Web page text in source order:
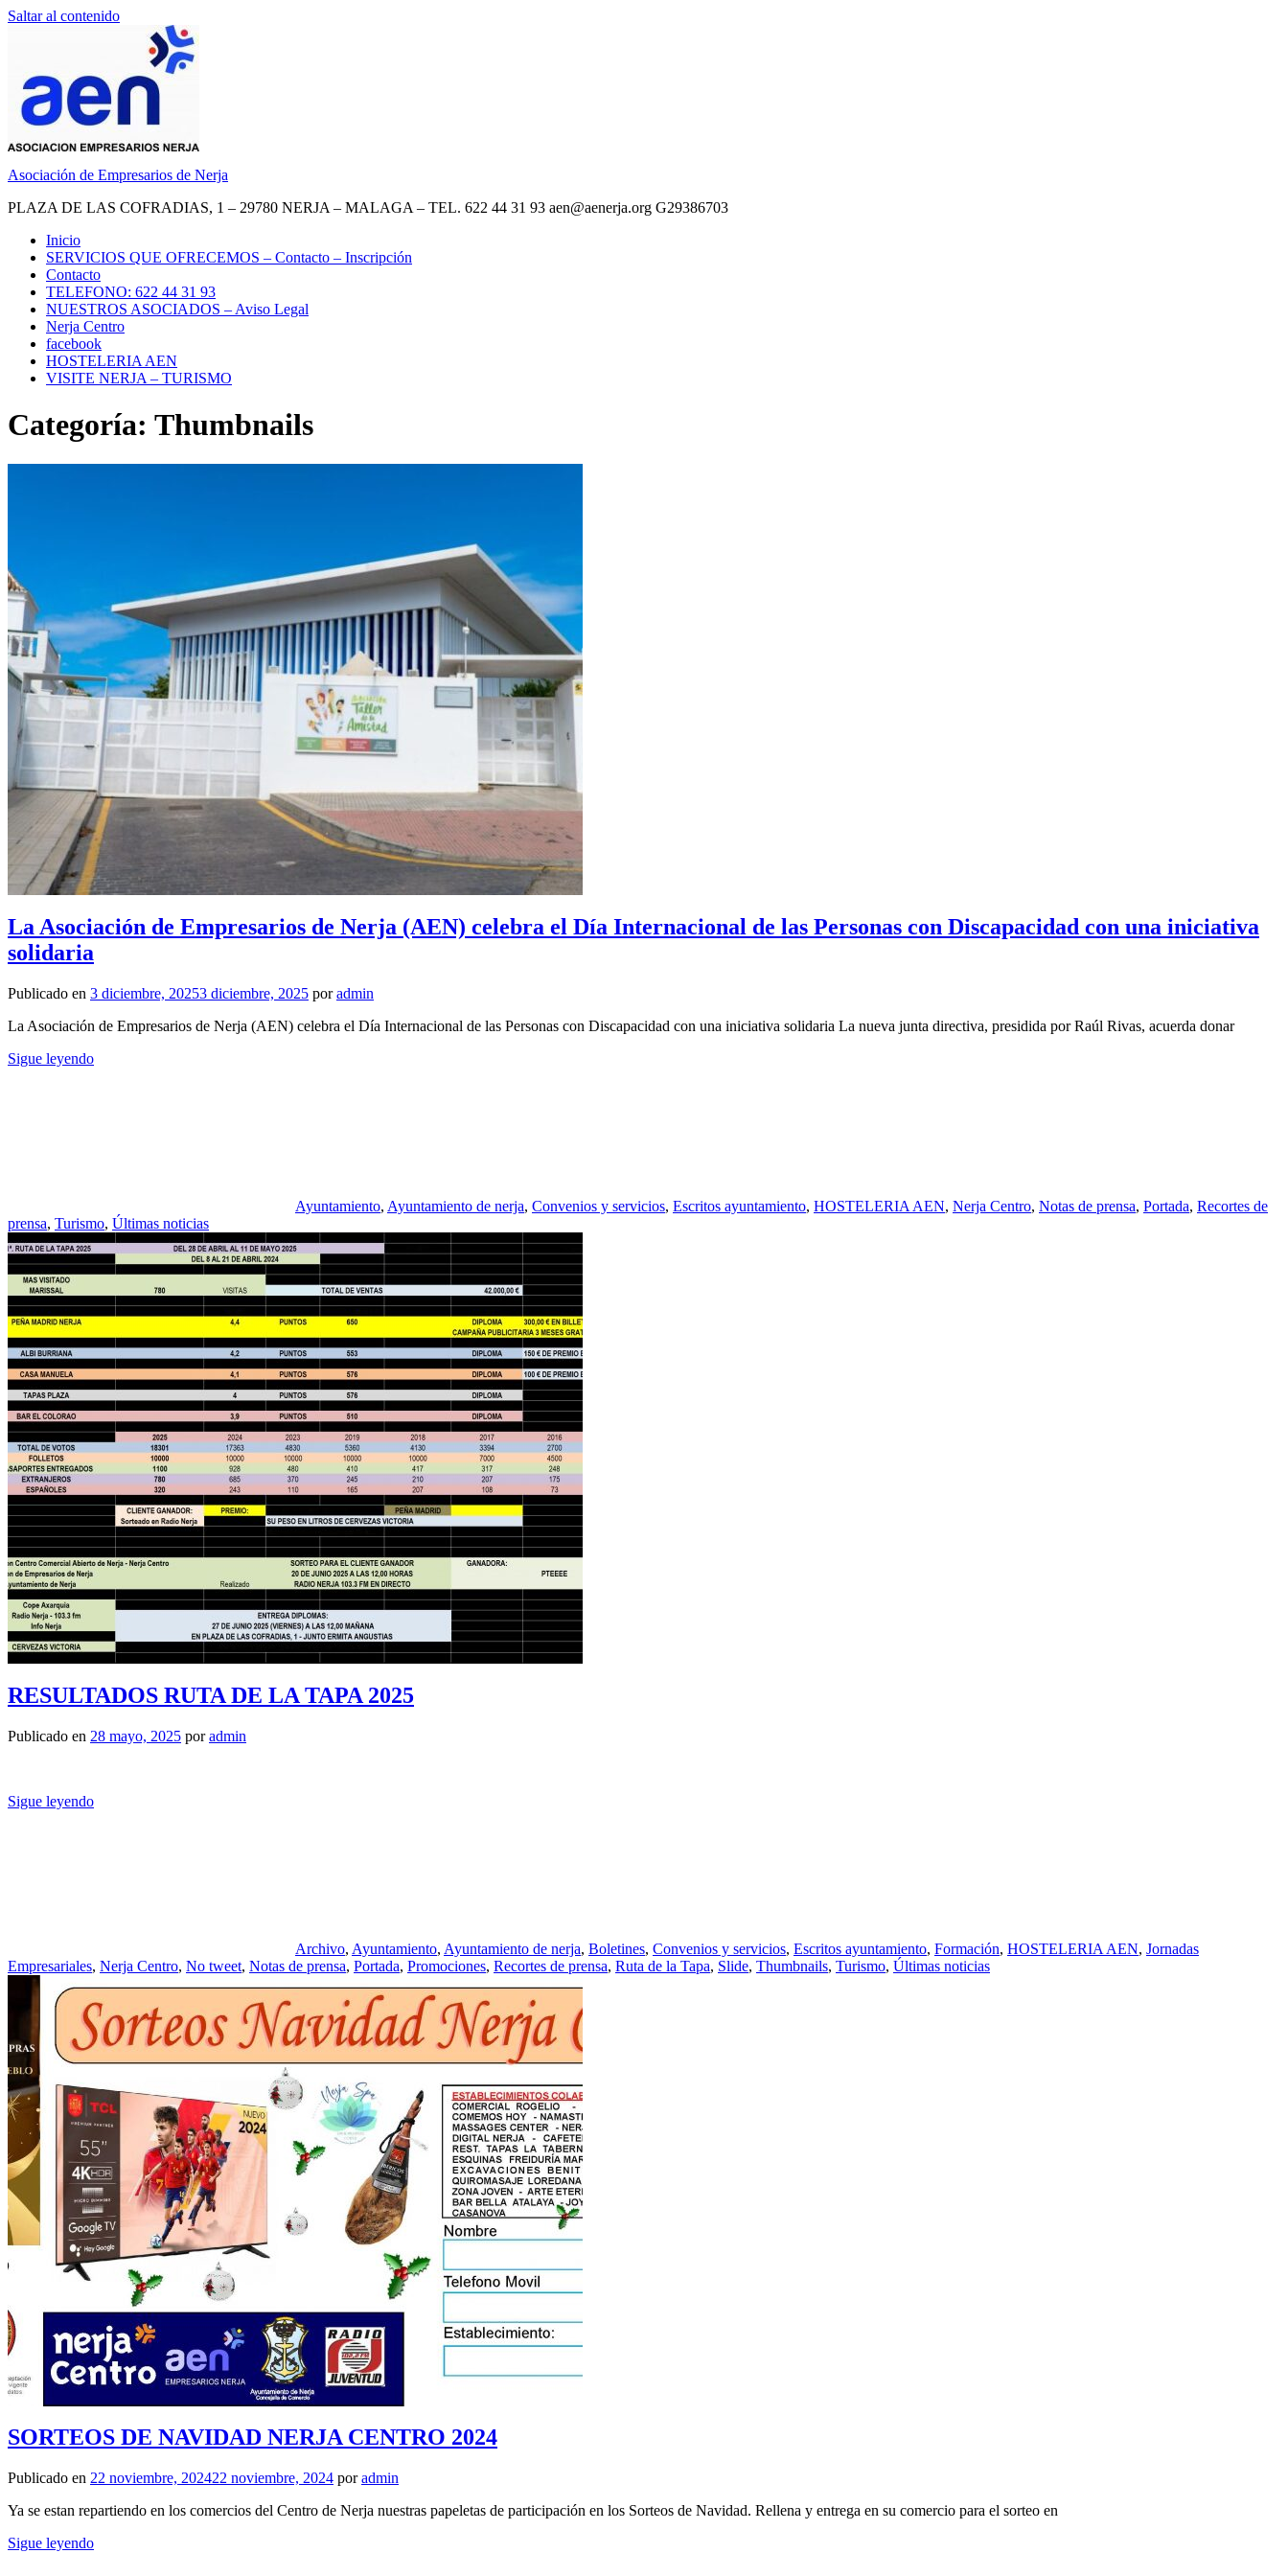
Saltar al contenido
Asociación de Empresarios de Nerja
PLAZA DE LAS COFRADIAS, 1 – 29780 NERJA – MALAGA – TEL. 622 44 31 93 aen@aenerja.org G29386703
Inicio
SERVICIOS QUE OFRECEMOS – Contacto – Inscripción
Contacto
TELEFONO: 622 44 31 93
NUESTROS ASOCIADOS – Aviso Legal
Nerja Centro
facebook
HOSTELERIA AEN
VISITE NERJA – TURISMO
Categoría: Thumbnails
La Asociación de Empresarios de Nerja (AEN) celebra el Día Internacional de las Personas con Discapacidad con una iniciativa
solidaria
Publicado en 3 diciembre, 20253 diciembre, 2025 poradmin
La Asociación de Empresarios de Nerja (AEN) celebra el Día Internacional de las Personas con Discapacidad con una iniciativa solidaria La nueva junta directiva, presidida por Raúl Rivas, acuerda donar
Sigue leyendo
Ayuntamiento, Ayuntamiento de nerja, Convenios y servicios, Escritos ayuntamiento, HOSTELERIA AEN, Nerja Centro, Notas de prensa, Portada, Recortes de
prensa, Turismo, Últimas noticias
RESULTADOS RUTA DE LA TAPA 2025
Publicado en 28 mayo, 2025 poradmin
Sigue leyendo
Archivo, Ayuntamiento, Ayuntamiento de nerja, Boletines, Convenios y servicios, Escritos ayuntamiento, Formación, HOSTELERIA AEN, Jornadas
Empresariales, Nerja Centro, No tweet, Notas de prensa, Portada, Promociones, Recortes de prensa, Ruta de la Tapa, Slide, Thumbnails, Turismo, Últimas noticias
SORTEOS DE NAVIDAD NERJA CENTRO 2024
Publicado en 22 noviembre, 202422 noviembre, 2024 poradmin
Ya se estan repartiendo en los comercios del Centro de Nerja nuestras papeletas de participación en los Sorteos de Navidad. Rellena y entrega en su comercio para el sorteo en
Sigue leyendo